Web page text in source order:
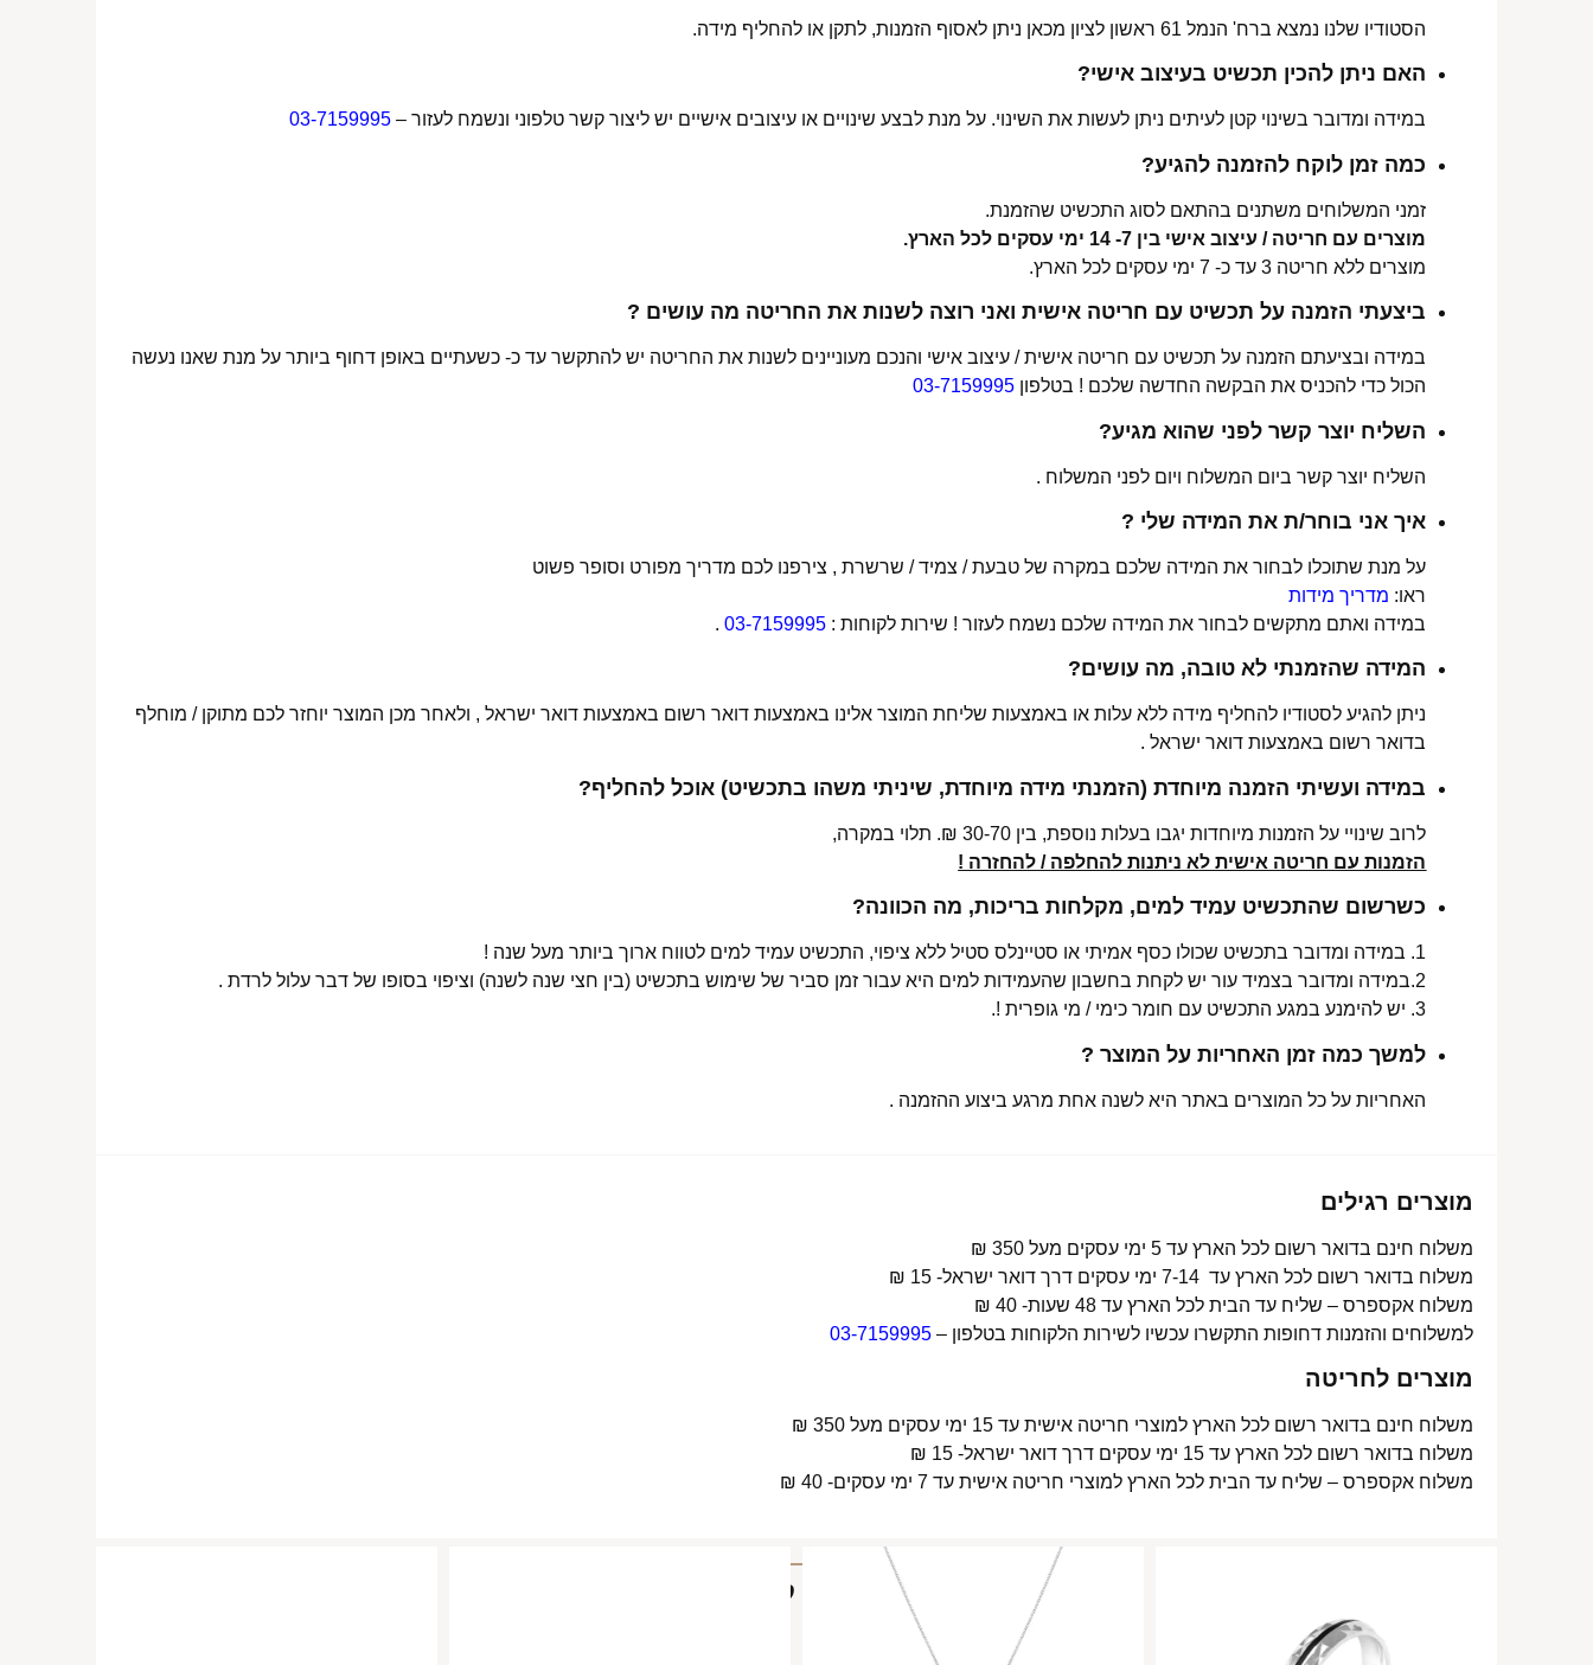
הסטודיו שלנו נמצא ברח' הנמל 61 ראשון לציון מכאן ניתן לאסוף הזמנות, לתקן או להחליף מידה.
האם ניתן להכין תכשיט בעיצוב אישי?
במידה ומדובר בשינוי קטן לעיתים ניתן לעשות את השינוי. על מנת לבצע שינויים או עיצובים אישיים יש ליצור קשר טלפוני ונשמח לעזור – 03-7159995
כמה זמן לוקח להזמנה להגיע?
זמני המשלוחים משתנים בהתאם לסוג התכשיט שהזמנת.
מוצרים עם חריטה / עיצוב אישי בין 7- 14 ימי עסקים לכל הארץ.
מוצרים ללא חריטה 3 עד כ- 7 ימי עסקים לכל הארץ.
ביצעתי הזמנה על תכשיט עם חריטה אישית ואני רוצה לשנות את החריטה מה עושים ?
במידה ובציעתם הזמנה על תכשיט עם חריטה אישית / עיצוב אישי והנכם מעוניינים לשנות את החריטה יש להתקשר עד כ- כשעתיים באופן דחוף ביותר על מנת שאנו נעשה
הכול כדי להכניס את הבקשה החדשה שלכם ! בטלפון 03-7159995
השליח יוצר קשר לפני שהוא מגיע?
השליח יוצר קשר ביום המשלוח ויום לפני המשלוח .
איך אני בוחר/ת את המידה שלי ?
על מנת שתוכלו לבחור את המידה שלכם במקרה של טבעת / צמיד / שרשרת , צירפנו לכם מדריך מפורט וסופר פשוט
ראו: מדריך מידות
במידה ואתם מתקשים לבחור את המידה שלכם נשמח לעזור ! שירות לקוחות : 03-7159995
.
המידה שהזמנתי לא טובה, מה עושים?
ניתן להגיע לסטודיו להחליף מידה ללא עלות או באמצעות שליחת המוצר אלינו באמצעות דואר רשום באמצעות דואר ישראל , ולאחר מכן המוצר יוחזר לכם מתוקן / מוחלף
בדואר רשום באמצעות דואר ישראל .
במידה ועשיתי הזמנה מיוחדת (הזמנתי מידה מיוחדת, שיניתי משהו בתכשיט) אוכל להחליף?
לרוב שינויי על הזמנות מיוחדות יגבו בעלות נוספת, בין 30-70 ₪. תלוי במקרה,
הזמנות עם חריטה אישית לא ניתנות להחלפה / להחזרה !
כשרשום שהתכשיט עמיד למים, מקלחות בריכות, מה הכוונה?
1. במידה ומדובר בתכשיט שכולו כסף אמיתי או סטיינלס סטיל ללא ציפוי, התכשיט עמיד למים לטווח ארוך ביותר מעל שנה !
2.במידה ומדובר בצמיד עור יש לקחת בחשבון שהעמידות למים היא עבור זמן סביר של שימוש בתכשיט (בין חצי שנה לשנה) וציפוי בסופו של דבר עלול לרדת .
3. יש להימנע במגע התכשיט עם חומר כימי / מי גופרית !.
למשך כמה זמן האחריות על המוצר ?
האחריות על כל המוצרים באתר היא לשנה אחת מרגע ביצוע ההזמנה .
מוצרים רגילים
משלוח חינם בדואר רשום לכל הארץ עד 5 ימי עסקים מעל 350 ₪
משלוח בדואר רשום לכל הארץ עד 7-14 ימי עסקים דרך דואר ישראל- 15 ₪
משלוח אקספרס – שליח עד הבית לכל הארץ עד 48 שעות- 40 ₪
למשלוחים והזמנות דחופות התקשרו עכשיו לשירות הלקוחות בטלפון – 03-7159995
מוצרים לחריטה
משלוח חינם בדואר רשום לכל הארץ למוצרי חריטה אישית עד 15 ימי עסקים מעל 350 ₪
משלוח בדואר רשום לכל הארץ עד 15 ימי עסקים דרך דואר ישראל- 15 ₪
משלוח אקספרס – שליח עד הבית לכל הארץ למוצרי חריטה אישית עד 7 ימי עסקים- 40 ₪
מוצרים קשורים